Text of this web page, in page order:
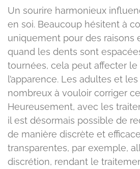
Un sourire harmonieux
en soi. Beaucoup hésitent à
uniquement pour des raisons
quand les dents sont
tournées, cela peut affecter
l’apparence. Les adultes et
nombreux à vouloir corriger
Heureusement, avec les
il est désormais possible de
de manière discrète et
transparentes, par exemple,
discrétion, rendant le